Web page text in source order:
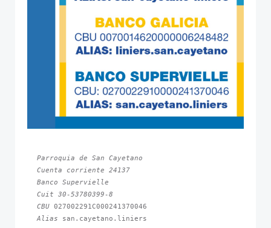
Parroquia de San Cayetano
Cuenta corriente 24137
Banco Supervielle
Cuit 30-53780399-8
CBU
Alias san.cayetano.liniers